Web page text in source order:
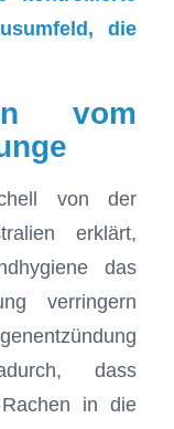
die
vom
von der
erklärt,
das
verringern
dass
in die